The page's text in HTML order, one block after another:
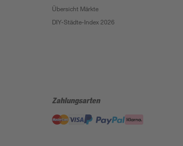
Übersicht Märkte
DIY-Städte-Index 2026
Zahlungsarten